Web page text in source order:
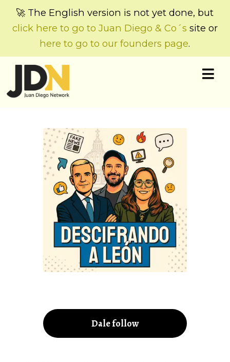
🚀 The English version is not yet done, but
click here to go to Juan Diego & Co´s site or
here to go to our founders page.
Dale follow